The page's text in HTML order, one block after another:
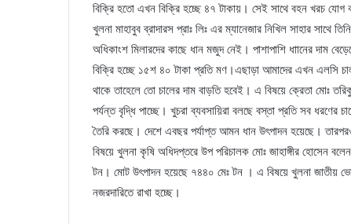
বিক্রি হতো এখন বিক্রি হচ্ছে ৪৭ টাকায়। সেই সাথে বহন খরচ যোগ
খুলনা মাহাবুব ব্রাদারস প্রাঃ লিঃ এর ম্যানেজার নিখিল সাহার সাথে
অধিকাংশ মিলারদের কাছে ধান মজুদ নেই। পাশাপাশি ধাানের দাম
বিক্রি হচ্ছে ১৫শ ৪০ টাকা প্রতি মণ।এছাড়া আমাদের এখন এলসি
থাকে তাহেলে তো চালের দাম বাড়তি হবেই। এ বিষয়ে ক্রেতা মোঃ
পর্যন্ত বৃদ্ধি পাচ্ছে। খুচরা ব্যবসায়িরা বলছে বস্তা প্রতি সব ধরণের
তৈরি করছে। দেশে এবছর পর্যাপ্ত আমন ধান উৎপাদন হয়েছে।
বিষয়ে খুলনা কৃষি অধিদপ্তরে উপ পরিচালক মোঃ জাহাঙ্গীর হোসেন
টন। মোট উৎপাদন হয়েছে ৭৪৪০ মেঃ টন । এ বিষয়ে খুলনা জাতীয়
নজরদারিতে রাখা হচ্ছে।